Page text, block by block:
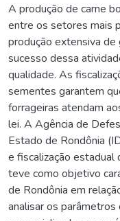
A produção de carne
entre os setores mais
produção extensiva
sucesso dessa
qualidade. As
sementes garantem
forrageiras atendam
lei. A Agência de
Estado de Rondônia
e fiscalização
teve como objetivo
de Rondônia em
analisar os